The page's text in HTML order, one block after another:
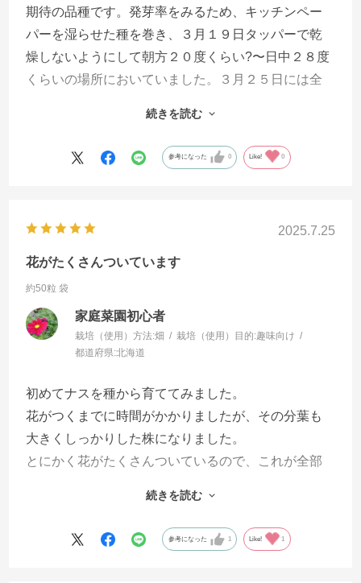
期待の品種です。発芽率をみるため、キッチンペー
パーを湿らせた種を巻き、３月１９日タッパーで乾
燥しないようにして朝方２０度くらい?〜日中２８度
くらいの場所においていました。３月２５日には全
た種をそっと置き、覆土をしてから、たっぷり水を
かけてから室内の２５度以上の場所においていた
ら、３月の２７日には、土の表面に緑の葉っぱが出
発芽率が良かったです。
続きを読む
参考になった 0 Like! 0
2025.7.25
花がたくさんついています
約50粒 袋
家庭菜園初心者
栽培（使用）方法:畑 栽培（使用）目的:趣味向け
都道府県:北海道
初めてナスを種から育ててみました。
花がつくまでに時間がかかりましたが、その分葉も
大きくしっかりした株になりました。
とにかく花がたくさんついているので、これが全部
一番最初に収穫した実は商品説明の通り生のまま食
べてみましたが、やっぱりナスは油をたっぷり吸わ
せてじっくり焼いた方が美味しいですね。
続きを読む
参考になった 1 Like! 1